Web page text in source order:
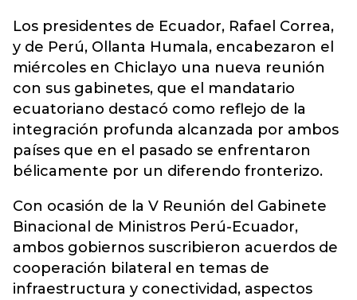
Los presidentes de Ecuador, Rafael Correa,
y de Perú, Ollanta Humala, encabezaron el
miércoles en Chiclayo una nueva reunión
con sus gabinetes, que el mandatario
ecuatoriano destacó como reflejo de la
integración profunda alcanzada por ambos
países que en el pasado se enfrentaron
bélicamente por un diferendo fronterizo.
Con ocasión de la V Reunión del Gabinete
Binacional de Ministros Perú-Ecuador,
ambos gobiernos suscribieron acuerdos de
cooperación bilateral en temas de
infraestructura y conectividad, aspectos